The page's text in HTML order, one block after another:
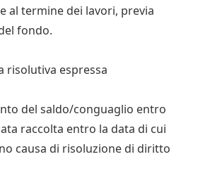
al termine dei lavori, previa
fondo.
risolutiva espressa
del saldo/conguaglio entro
raccolta entro la data di cui
causa di risoluzione di diritto